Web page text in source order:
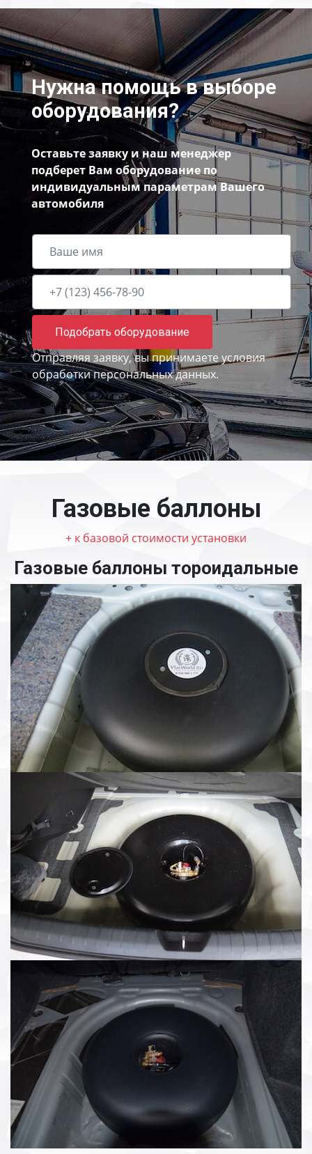
Нужна помощь в выборе
оборудования?
Оставьте заявку и наш менеджер
подберет Вам оборудование по
индивидуальным параметрам Вашего
автомобиля
Подобрать оборудование
Отправляя заявку, вы принимаете условия
обработки персональных данных.
Газовые баллоны
+ к базовой стоимости установки
Газовые баллоны тороидальные